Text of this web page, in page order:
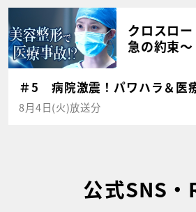
クロスロ
急の約束～
＃5 病院激震！パワハラ＆医
8月4日(火)放送分
公式SNS・